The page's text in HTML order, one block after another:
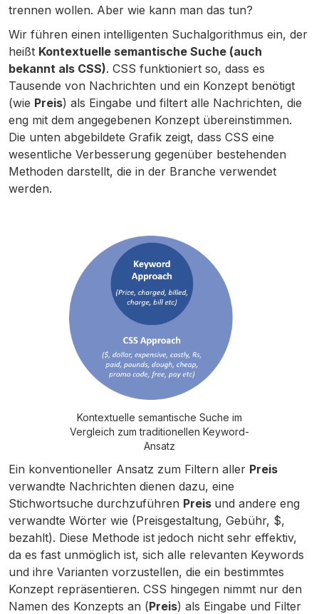
trennen wollen. Aber wie kann man das tun?
Wir führen einen intelligenten Suchalgorithmus ein, der
heißt Kontextuelle semantische Suche (auch
bekannt als CSS). CSS funktioniert so, dass es
Tausende von Nachrichten und ein Konzept benötigt
(wie Preis) als Eingabe und filtert alle Nachrichten, die
eng mit dem angegebenen Konzept übereinstimmen.
Die unten abgebildete Grafik zeigt, dass CSS eine
wesentliche Verbesserung gegenüber bestehenden
Methoden darstellt, die in der Branche verwendet
werden.
Kontextuelle semantische Suche im
Vergleich zum traditionellen Keyword-
Ansatz
Ein konventioneller Ansatz zum Filtern aller Preis
verwandte Nachrichten dienen dazu, eine
Stichwortsuche durchzuführen Preis und andere eng
verwandte Wörter wie (Preisgestaltung, Gebühr, $,
bezahlt). Diese Methode ist jedoch nicht sehr effektiv,
da es fast unmöglich ist, sich alle relevanten Keywords
und ihre Varianten vorzustellen, die ein bestimmtes
Konzept repräsentieren. CSS hingegen nimmt nur den
Namen des Konzepts an (Preis) als Eingabe und Filter